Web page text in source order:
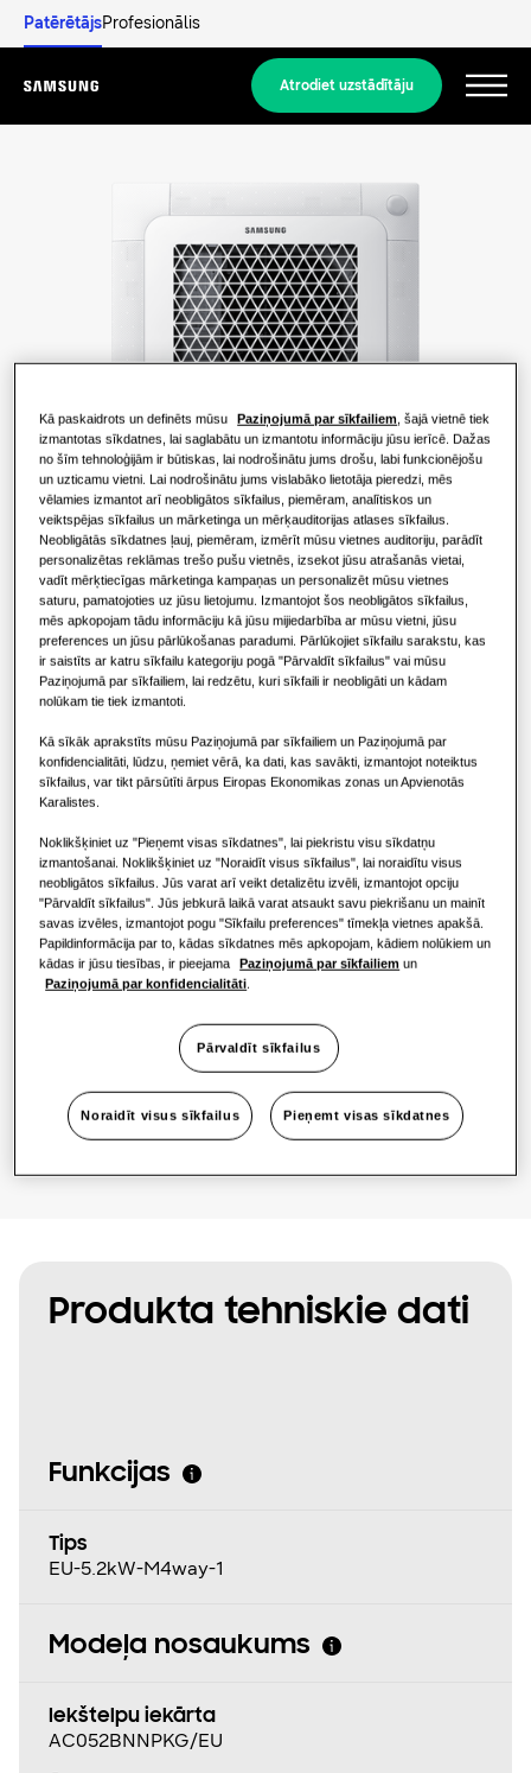
PatērētājsProfesionālis
Menu
Atrodiet uzstādītāju
DZĪVOJAMO ĒKU RISINĀJUMI
Kas ir siltumsūknis un kā tas darbojas?
Siltumsūkņa priekšrocības
Kas ir gaisa kondicionētājs un kā tas
darbojas?
KOMERCIĀLIE RISINĀJUMI
Viesnīcām
Mazumtirdzniecības ēkām
Restorānam
Birojam
Ilgtspējība
One Samsung
Mūsu risinājumi
RISINĀJUMI JŪSU MĀJOKLIM
Gaisa kondicionēšanas risinājumi
Siltumsūkņa risinājumi
RISINĀJUMI KOMERCIĀLAJĀM ĒKĀM
Gaisa kondicionēšanas risinājumi
Vadīklas
Produkti
Hero produkti
Par Samsung
JAUDA: 5.2KW APSILDE : DZESĒŠANA
WindFree™️ 4-Way Cassette (600x600)
High Efficiency
AC052BNNPKG/EU
Saderīgs ar:
AC026BXAPKG/EU
Pieejamā ietilpība
2.6KW 3.5KW 5.2KW
Pieejamā jauda
Atrodiet uzstādītāju
Produkta tehniskie dati
Funkcijas
Tips
EU-5.2kW-M4way-1
Modeļa nosaukums
Iekštelpu iekārta
AC052BNNPKG/EU
Kā paskaidrots un definēts mūsu Paziņojumā par sīkfailiem, šajā vietnē tiek
izmantotas sīkdatnes, lai saglabātu un izmantotu informāciju jūsu ierīcē. Dažas
no šīm tehnoloģijām ir būtiskas, lai nodrošinātu jums drošu, labi funkcionējošu
un uzticamu vietni. Lai nodrošinātu jums vislabāko lietotāja pieredzi, mēs
vēlamies izmantot arī neobligātos sīkfailus, piemēram, analītiskos un
veiktspējas sīkfailus un mārketinga un mērķauditorijas atlases sīkfailus.
Neobligātās sīkdatnes ļauj, piemēram, izmērīt mūsu vietnes auditoriju, parādīt
personalizētas reklāmas trešo pušu vietnēs, izsekot jūsu atrašanās vietai,
vadīt mērķtiecīgas mārketinga kampaņas un personalizēt mūsu vietnes
saturu, pamatojoties uz jūsu lietojumu. Izmantojot šos neobligātos sīkfailus,
mēs apkopojam tādu informāciju kā jūsu mijiedarbība ar mūsu vietni, jūsu
preferences un jūsu pārlūkošanas paradumi. Pārlūkojiet sīkfailu sarakstu, kas
ir saistīts ar katru sīkfailu kategoriju pogā "Pārvaldīt sīkfailus" vai mūsu
Paziņojumā par sīkfailiem, lai redzētu, kuri sīkfaili ir neobligāti un kādam
nolūkam tie tiek izmantoti.
Kā sīkāk aprakstīts mūsu Paziņojumā par sīkfailiem un Paziņojumā par
konfidencialitāti, lūdzu, ņemiet vērā, ka dati, kas savākti, izmantojot noteiktus
sīkfailus, var tikt pārsūtīti ārpus Eiropas Ekonomikas zonas un Apvienotās
Karalistes.
Noklikšķiniet uz "Pieņemt visas sīkdatnes", lai piekristu visu sīkdatņu
izmantošanai. Noklikšķiniet uz "Noraidīt visus sīkfailus", lai noraidītu visus
neobligātos sīkfailus. Jūs varat arī veikt detalizētu izvēli, izmantojot opciju
"Pārvaldīt sīkfailus". Jūs jebkurā laikā varat atsaukt savu piekrišanu un mainīt
savas izvēles, izmantojot pogu "Sīkfailu preferences" tīmekļa vietnes apakšā.
Papildinformācija par to, kādas sīkdatnes mēs apkopojam, kādiem nolūkiem un
kādas ir jūsu tiesības, ir pieejama
Paziņojumā par sīkfailiem un
Paziņojumā par konfidencialitāti.
Pārvaldīt sīkfailus
Noraidīt visus sīkfailus Pieņemt visas sīkdatnes